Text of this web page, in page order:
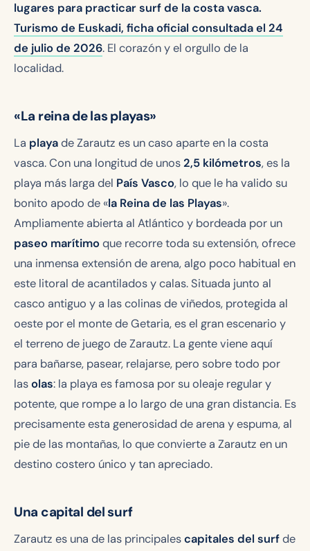
lugares para practicar surf de la costa vasca.
Turismo de Euskadi, ficha oficial consultada el 24
de julio de 2026. El corazón y el orgullo de la
localidad.
«La reina de las playas»
La playade Zarautz es un caso aparte en la costa
vasca. Con una longitud de unos2,5 kilómetros, es la
playa más larga del País Vasco, lo que le ha valido su
bonito apodo de «la Reina de las Playas».
Ampliamente abierta al Atlántico y bordeada por un
paseo marítimoque recorre toda su extensión, ofrece
una inmensa extensión de arena, algo poco habitual en
este litoral de acantilados y calas. Situada junto al
casco antiguo y a las colinas de viñedos, protegida al
oeste por el monte de Getaria, es el gran escenario y
el terreno de juego de Zarautz. La gente viene aquí
para bañarse, pasear, relajarse, pero sobre todo por
lasolas: la playa es famosa por su oleaje regular y
potente, que rompe a lo largo de una gran distancia. Es
precisamente esta generosidad de arena y espuma, al
pie de las montañas, lo que convierte a Zarautz en un
destino costero único y tan apreciado.
Una capital del surf
Zarautz es una de las principalescapitales del surfde